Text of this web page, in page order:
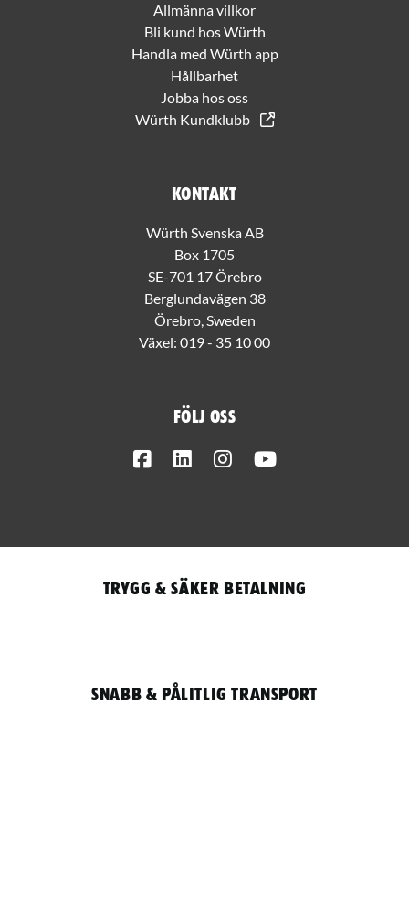
Allmänna villkor
Bli kund hos Würth
Handla med Würth app
Hållbarhet
Jobba hos oss
Würth Kundklubb
Kontakt
Würth Svenska AB
Box 1705
SE-701 17 Örebro
Berglundavägen 38
Örebro, Sweden
Växel: 019 - 35 10 00
Följ oss
FacebookLinkedInInstagram
Trygg & säker betalning
Snabb & pålitlig transport